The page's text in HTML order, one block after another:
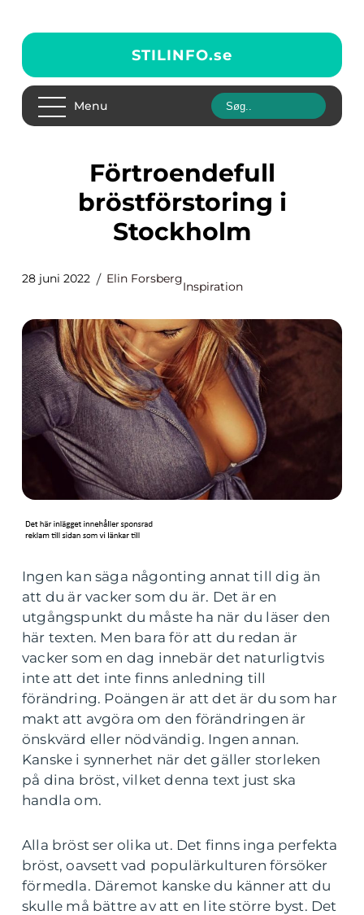
STILINFO.se
Menu
Förtroendefull
bröstförstoring i
Stockholm
28 juni 2022 Elin Forsberg
Inspiration
Ingen kan säga någonting annat till dig än
att du är vacker som du är. Det är en
utgångspunkt du måste ha när du läser den
här texten. Men bara för att du redan är
vacker som en dag innebär det naturligtvis
inte att det inte finns anledning till
förändring. Poängen är att det är du som har
makt att avgöra om den förändringen är
önskvärd eller nödvändig. Ingen annan.
Kanske i synnerhet när det gäller storleken
på dina bröst, vilket denna text just ska
handla om.
Alla bröst ser olika ut. Det finns inga perfekta
bröst, oavsett vad populärkulturen försöker
förmedla. Däremot kanske du känner att du
skulle må bättre av att en lite större byst. Det